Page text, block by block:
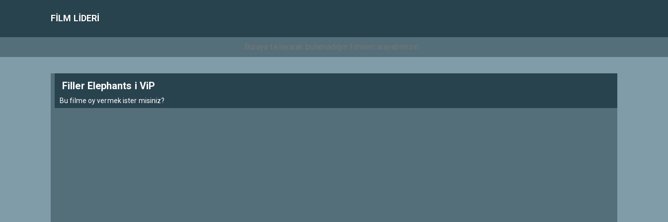
FILM LIDERI
Filler Elephants i ViP
Bu filme oy vermek ister misiniz?